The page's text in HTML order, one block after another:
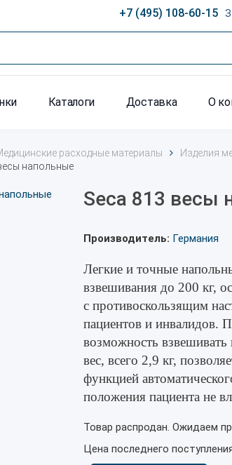
+7 (495) 108-60-15
Каталоги Доставка О
расходные материалы
Изделия
напольные
Seca 813 весы
Производитель: Германия
Легкие и точные
взвешивания до 200 кг,
c противоскользящим
пациентов и инвалидов.
возможность
вес, всего 2,9 кг,
функцией
положения пациента не
Товар распродан. Ожидаем
Цена последнего